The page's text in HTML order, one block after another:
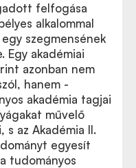
felfogása
alkalommal
szegmensének
Egy akadémiai
azonban nem
hanem -
akadémia tagjai
művelő
az Akadémia II.
egyesít
tudományos